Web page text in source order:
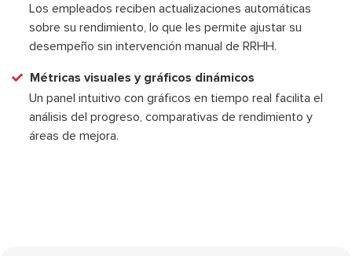
Los empleados reciben actualizaciones automáticas
sobre su rendimiento, lo que les permite ajustar su
desempeño sin intervención manual de RRHH.
Métricas visuales y gráficos dinámicos
Un panel intuitivo con gráficos en tiempo real facilita el
análisis del progreso, comparativas de rendimiento y
áreas de mejora.